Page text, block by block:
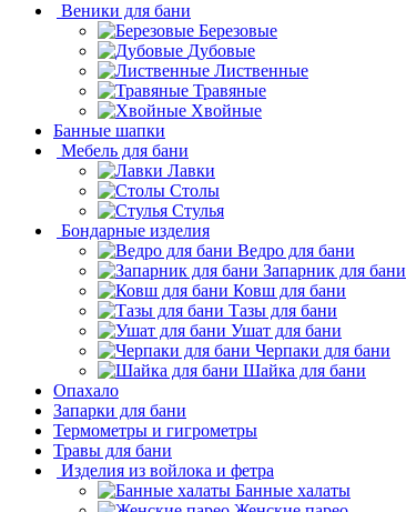
Веники для бани
Березовые
Дубовые
Лиственные
Травяные
Хвойные
Банные шапки
Мебель для бани
Лавки
Столы
Стулья
Бондарные изделия
Ведро для бани
Запарник для бани
Ковш для бани
Тазы для бани
Ушат для бани
Черпаки для бани
Шайка для бани
Опахало
Запарки для бани
Термометры и гигрометры
Травы для бани
Изделия из войлока и фетра
Банные халаты